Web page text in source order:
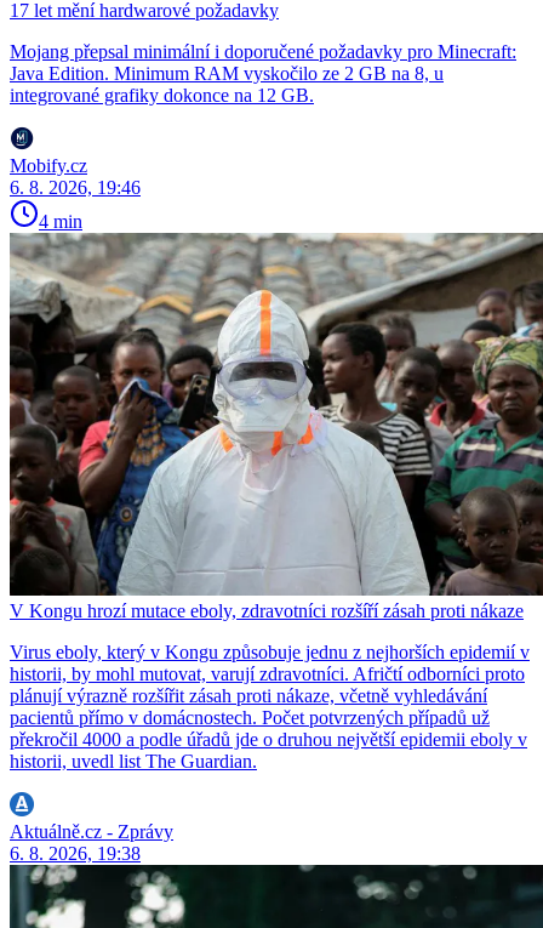
17 let mění hardwarové požadavky
Mojang přepsal minimální i doporučené požadavky pro Minecraft:
Java Edition. Minimum RAM vyskočilo ze 2 GB na 8, u
integrované grafiky dokonce na 12 GB.
Mobify.cz
6. 8. 2026, 19:46
4 min
V Kongu hrozí mutace eboly, zdravotníci rozšíří zásah proti nákaze
Virus eboly, který v Kongu způsobuje jednu z nejhorších epidemií v
historii, by mohl mutovat, varují zdravotníci. Afričtí odborníci proto
plánují výrazně rozšířit zásah proti nákaze, včetně vyhledávání
pacientů přímo v domácnostech. Počet potvrzených případů už
překročil 4000 a podle úřadů jde o druhou největší epidemii eboly v
historii, uvedl list The Guardian.
Aktuálně.cz - Zprávy
6. 8. 2026, 19:38